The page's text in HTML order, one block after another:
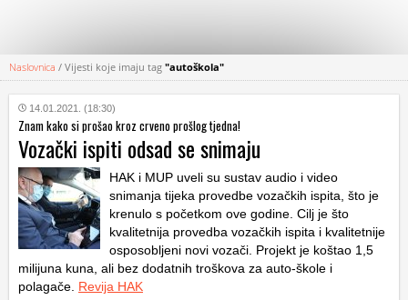
KATEGORIJE
HRVATSKI
WEB
Naslovnica / Vijesti koje imaju tag "autoškola"
14.01.2021. (18:30)
Znam kako si prošao kroz crveno prošlog tjedna!
Vozački ispiti odsad se snimaju
HAK i MUP uveli su sustav audio i video
snimanja tijeka provedbe vozačkih ispita, što je
krenulo s početkom ove godine. Cilj je što
kvalitetnija provedba vozačkih ispita i kvalitetnije
osposobljeni novi vozači. Projekt je koštao 1,5
milijuna kuna, ali bez dodatnih troškova za auto-škole i
polagače. Revija HAK